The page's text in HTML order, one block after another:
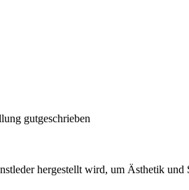
gutgeschrieben
hergestellt wird, um Ästhetik